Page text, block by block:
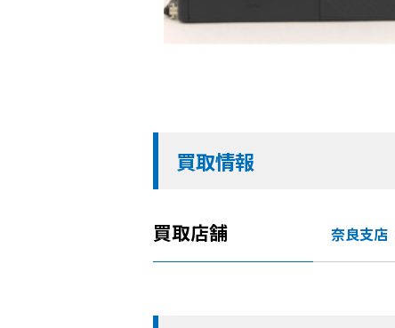
買取情報
買取店舗 奈良支店